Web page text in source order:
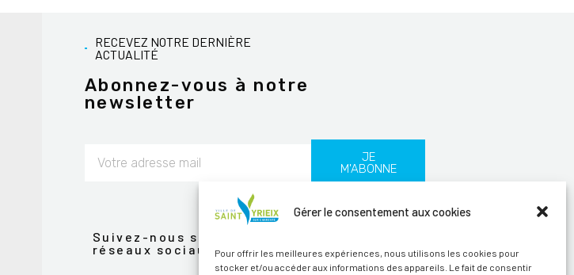
Gérer le consentement aux cookies
Pour offrir les meilleures expériences, nous utilisons les cookies pour
stocker et/ou accéder aux informations des appareils. Le fait de consentir
RECEVEZ NOTRE DERNIÈRE
ACTUALITÉ
Abonnez-vous à notre
newsletter
JE
M'ABONNE
Suivez-nous sur les
réseaux sociaux